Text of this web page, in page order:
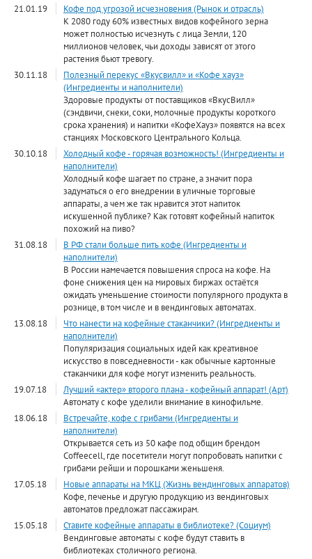
21.01.19
Кофе под угрозой исчезновения (Рынок и отрасль)
К 2080 году 60% известных видов кофейного зерна
может полностью исчезнуть с лица Земли, 120
миллионов человек, чьи доходы зависят от этого
растения бьют тревогу.
30.11.18
Полезный перекус «Вкусвилл» и «Кофе хауз»
(Ингредиенты и наполнители)
Здоровые продукты от поставщиков «ВкусВилл»
(сэндвичи, снеки, соки, молочные продукты короткого
срока хранения) и напитки «КофеХауз» появятся на всех
станциях Московского Центрального Кольца.
30.10.18
Холодный кофе - горячая возможность! (Ингредиенты и
наполнители)
Холодный кофе шагает по стране, а значит пора
задуматься о его внедрении в уличные торговые
аппараты, а чем же так нравится этот напиток
искушенной публике? Как готовят кофейный напиток
похожий на пиво?
31.08.18
В РФ стали больше пить кофе (Ингредиенты и
наполнители)
В России намечается повышения спроса на кофе. На
фоне снижения цен на мировых биржах остаётся
ожидать уменьшение стоимости популярного продукта в
рознице, в том числе и в вендинговых автоматах.
13.08.18
Что нанести на кофейные стаканчики? (Ингредиенты и
наполнители)
Популяризация социальных идей как креативное
искусство в повседневности - как обычные картонные
стаканчики для кофе могут изменить реальность.
19.07.18
Лучший «актер» второго плана - кофейный аппарат! (Арт)
Автомату с кофе уделили внимание в кинофильме.
18.06.18
Встречайте, кофе с грибами (Ингредиенты и
наполнители)
Открывается сеть из 50 кафе под общим брендом
Coffeecell, где посетители могут попробовать напитки с
грибами рейши и порошками женьшеня.
17.05.18
Новые аппараты на МКЦ (Жизнь вендинговых аппаратов)
Кофе, печенье и другую продукцию из вендинговых
автоматов предложат пассажирам.
15.05.18
Ставите кофейные аппараты в библиотеке? (Социум)
Вендинговые автоматы с кофе будут ставить в
библиотеках столичного региона.